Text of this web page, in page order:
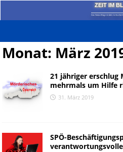
ZEIT IM
Das News-Blog mit dem kritischen
Monat: März
21 jähriger erschlug
mehrmals um Hilfe
31. März 2019
SPÖ-